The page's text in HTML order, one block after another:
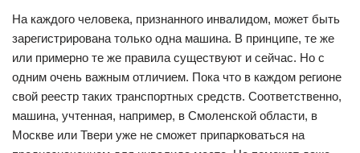
На каждого человека, признанного инвалидом, может быть
зарегистрирована только одна машина. В принципе, те же
или примерно те же правила существуют и сейчас. Но с
одним очень важным отличием. Пока что в каждом регионе
свой реестр таких транспортных средств. Соответственно,
машина, учтенная, например, в Смоленской области, в
Москве или Твери уже не сможет припарковаться на